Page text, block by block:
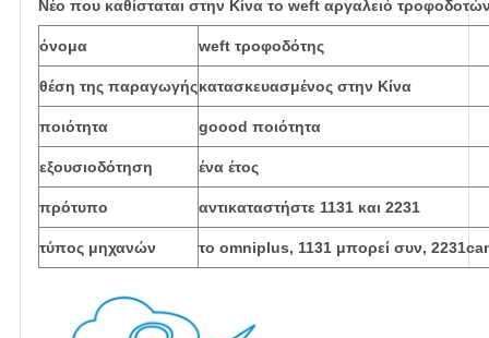
Νέο που καθίσταται στην Κίνα το weft αργαλειό
όνομα weft τροφοδότης
θέση της παραγωγήςκατασκευασμένος στην Κίνα
ποιότητα goood ποιότητα
εξουσιοδότηση ένα έτος
πρότυπο αντικαταστήστε 1131 και 2231
τύπος μηχανών το omniplus, 1131 μπορεί συν,